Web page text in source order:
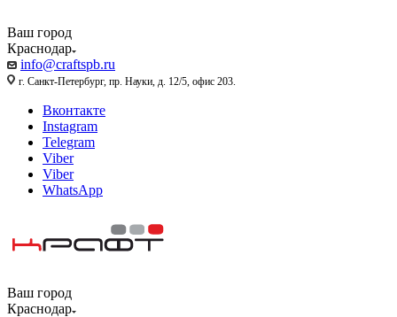
Ваш город
Краснодар
info@craftspb.ru
г. Санкт-Петербург, пр. Науки, д. 12/5, офис 203.
Вконтакте
Instagram
Telegram
Viber
Viber
WhatsApp
Ваш город
Краснодар